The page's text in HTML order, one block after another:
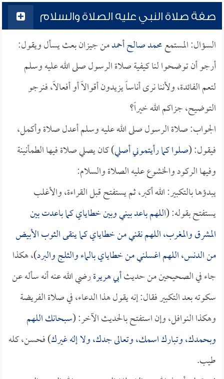
صفة صلاة النبي عليه الصلاة والسلام
السؤال: المستمعمحمد صالح أحمدمن جيزان بعث يسأل ويقول:
أرجو أن توضحوا لنا كيفية صلاة الرسول صلى الله عليه وسلم
لتعم الفائدة، ولأننا نرى أناساً يزيدون أقوالاً أو أفعالاً، فنرجو
التوضيح، جزاكم الله خيراً؟
الجواب: صلاة الرسول صلى الله عليه وسلم أعدل صلاة وأكمل،
فيقول: (صلوا كما رأيتموني أصلي) كان يصلي صلاة فيها الطمأنينة
وفيها الركود والخشوع عليه الصلاة والسلام:
يبدؤها بالتكبير: الله أكبر، ثم يستفتح قبل القراءة، والأغلب
يستفتح بقوله: (اللهم باعد بيني وبين خطاياي كما باعدت بين
المشرق والمغرب، اللهم نقني من خطاياي كما ينقى الثوب الأبيض
من الدنس، اللهم اغسلني من خطاياي بالماء والثلج والبرد)، هكذا
جاء في الصحيحين من حديثأبي هريرةرضي الله عنه أنه سأله عن
سكوته بعد التكبير فقال: إنه يقول هذا الدعاء، في صلاة الفريضة
وهكذا النوافل، وإن استفتح بالحديث الآخر: (سبحانك اللهم
وبحمدك، وتبارك اسمك، وتعالى جدك، ولا إله غيرك) فحسن، كله
طيب.